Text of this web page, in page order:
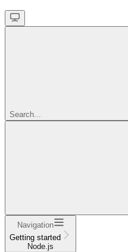
Search...
Navigation
Getting started
Node.js